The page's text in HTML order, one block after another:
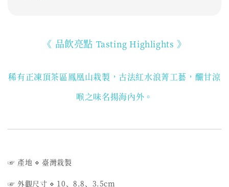
《 品飲亮點 Tasting Highlights 》
稀有正凍頂茶區鳳凰山栽製，古法紅水浪菁工藝，釅甘涼
喉之味名揚海內外。
☞ 產地 ⋄ 臺灣栽製
☞ 外觀尺寸 ⋄ 10、8.8、3.5cm